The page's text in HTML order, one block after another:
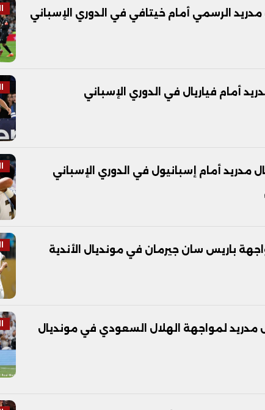
الرسمي أمام خيتافي في الدوري الإسباني
أمام فياريال في الدوري الإسباني
مدريد أمام إسبانيول في الدوري الإسباني
باريس سان جيرمان في مونديال الأندية
لمواجهة الهلال السعودي في مونديال